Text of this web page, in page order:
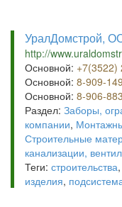
УралДомстрой,
http://
Основной: +7(3522)
Основной: 8-909-
Основной: 8-906-
Раздел: Заборы,
компании,
Строительные
канализации,
Теги: строительства,
изделия,